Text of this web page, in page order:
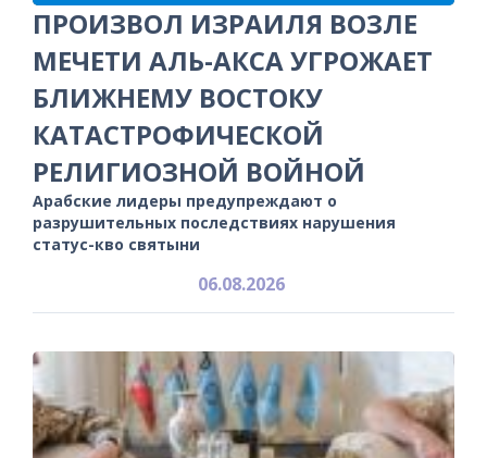
ПРОИЗВОЛ ИЗРАИЛЯ ВОЗЛЕ
МЕЧЕТИ АЛЬ-АКСА УГРОЖАЕТ
БЛИЖНЕМУ ВОСТОКУ
КАТАСТРОФИЧЕСКОЙ
РЕЛИГИОЗНОЙ ВОЙНОЙ
Арабские лидеры предупреждают о
разрушительных последствиях нарушения
статус-кво святыни
06.08.2026